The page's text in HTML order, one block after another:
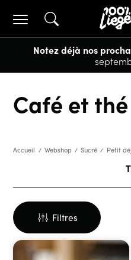
Notez déjà nos
Café et thé
Accueil Webshop Sucré Petit
Filtres